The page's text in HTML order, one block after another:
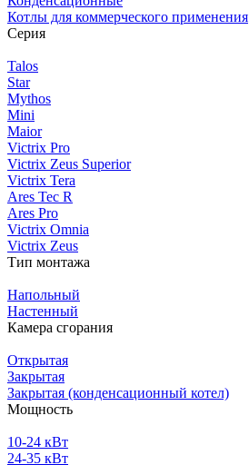
Котлы для коммерческого применения
Серия
Talos
Star
Mythos
Mini
Maior
Victrix Pro
Victrix Zeus Superior
Victrix Tera
Ares Tec R
Ares Pro
Victrix Omnia
Victrix Zeus
Тип монтажа
Напольный
Настенный
Камера сгорания
Открытая
Закрытая
Закрытая (конденсационный котел)
Мощность
10-24 кВт
24-35 кВт